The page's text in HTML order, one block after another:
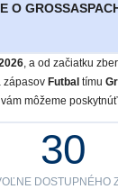
O
, a od začiatku
zápasov Futbal tímu
vám môžeme
30
DOSTUPNÉHO